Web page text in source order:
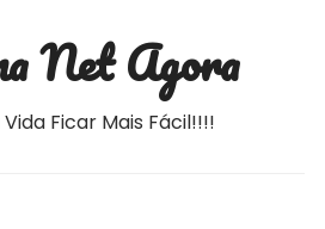
Net Agora
Vida Ficar Mais Fácil!!!!